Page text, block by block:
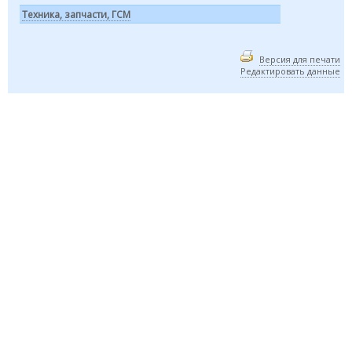
Техника, запчасти, ГСМ
Версия для печати
Редактировать данные